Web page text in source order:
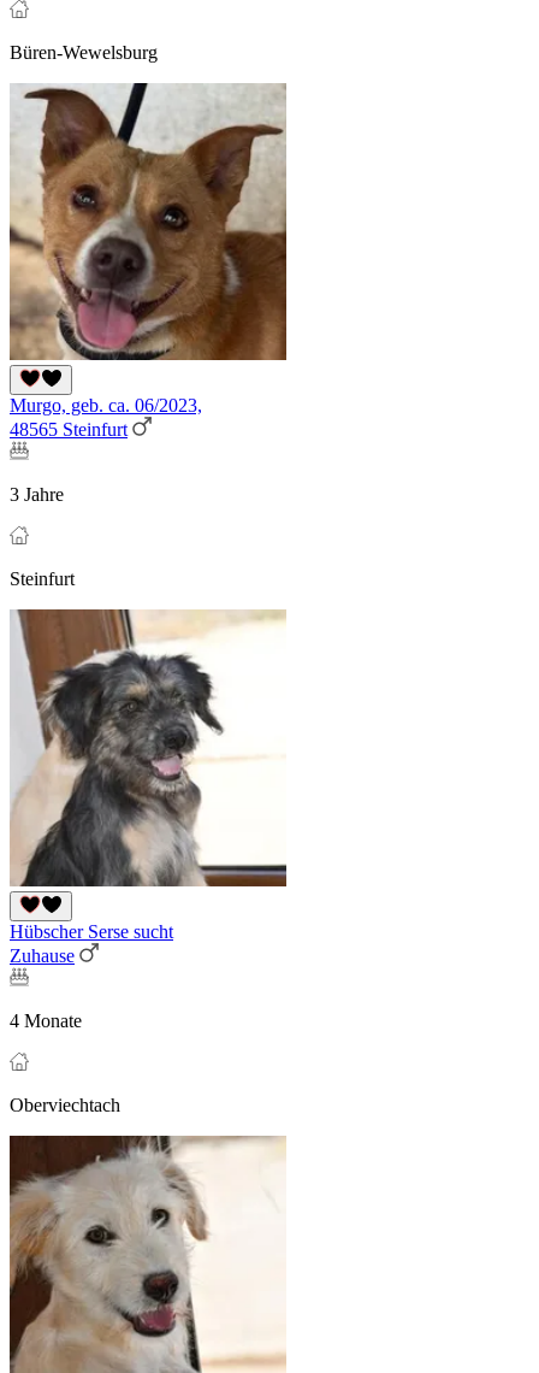
Büren-Wewelsburg
Murgo, geb. ca. 06/2023,
48565 Steinfurt
3 Jahre
Steinfurt
Hübscher Serse sucht
Zuhause
4 Monate
Oberviechtach